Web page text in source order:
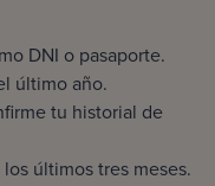
DNI o pasaporte.
último año.
tu historial de
los últimos tres meses.